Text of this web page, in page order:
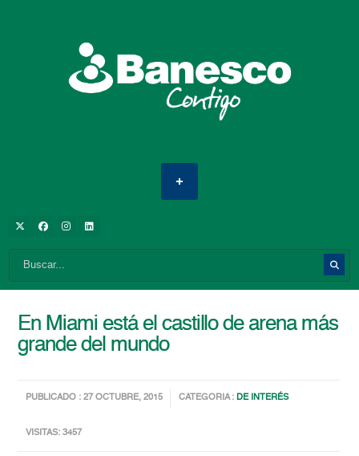
En Miami está el castillo de arena más
grande del mundo
PUBLICADO : 27 OCTUBRE, 2015 CATEGORIA :DE INTERÉS
VISITAS: 3457